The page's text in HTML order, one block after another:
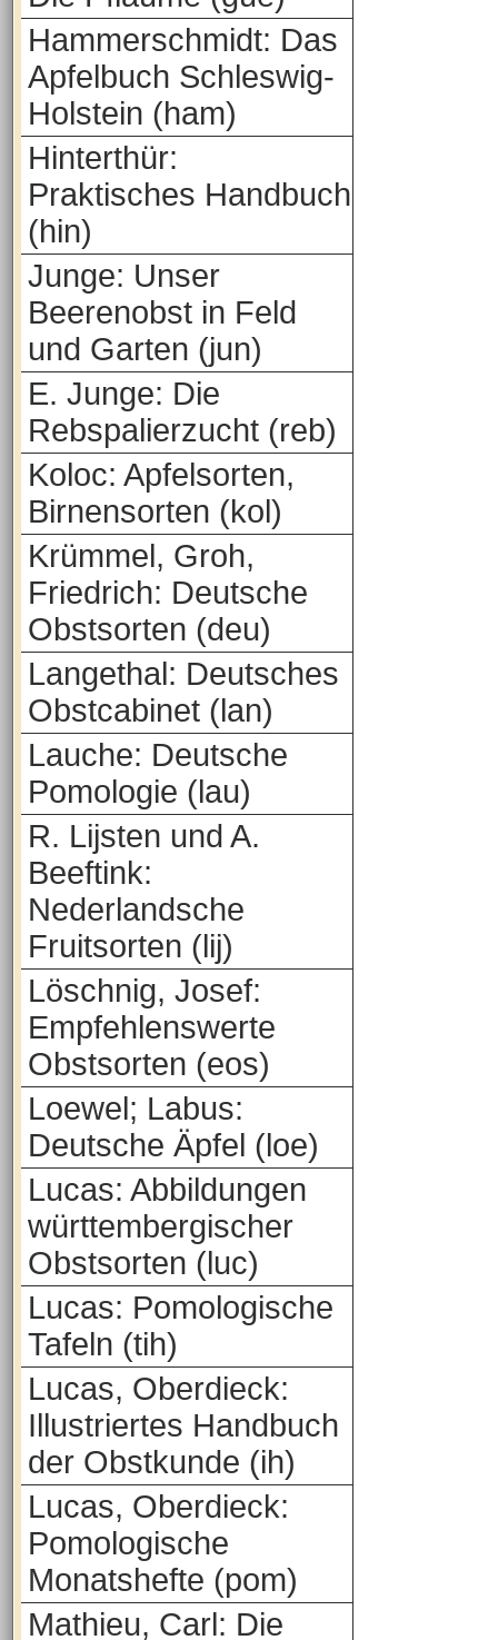
Hammerschmidt: Das
Apfelbuch Schleswig-
Holstein (ham)
Hinterthür:
Praktisches Handbuch
(hin)
Junge: Unser
Beerenobst in Feld
und Garten (jun)
E. Junge: Die
Rebspalierzucht (reb)
Koloc: Apfelsorten,
Birnensorten (kol)
Krümmel, Groh,
Friedrich: Deutsche
Obstsorten (deu)
Langethal: Deutsches
Obstcabinet (lan)
Lauche: Deutsche
Pomologie (lau)
R. Lijsten und A.
Beeftink:
Nederlandsche
Fruitsorten (lij)
Löschnig, Josef:
Empfehlenswerte
Obstsorten (eos)
Loewel; Labus:
Deutsche Äpfel (loe)
Lucas: Abbildungen
württembergischer
Obstsorten (luc)
Lucas: Pomologische
Tafeln (tih)
Lucas, Oberdieck:
Illustriertes Handbuch
der Obstkunde (ih)
Lucas, Oberdieck:
Pomologische
Monatshefte (pom)
Mathieu, Carl: Die